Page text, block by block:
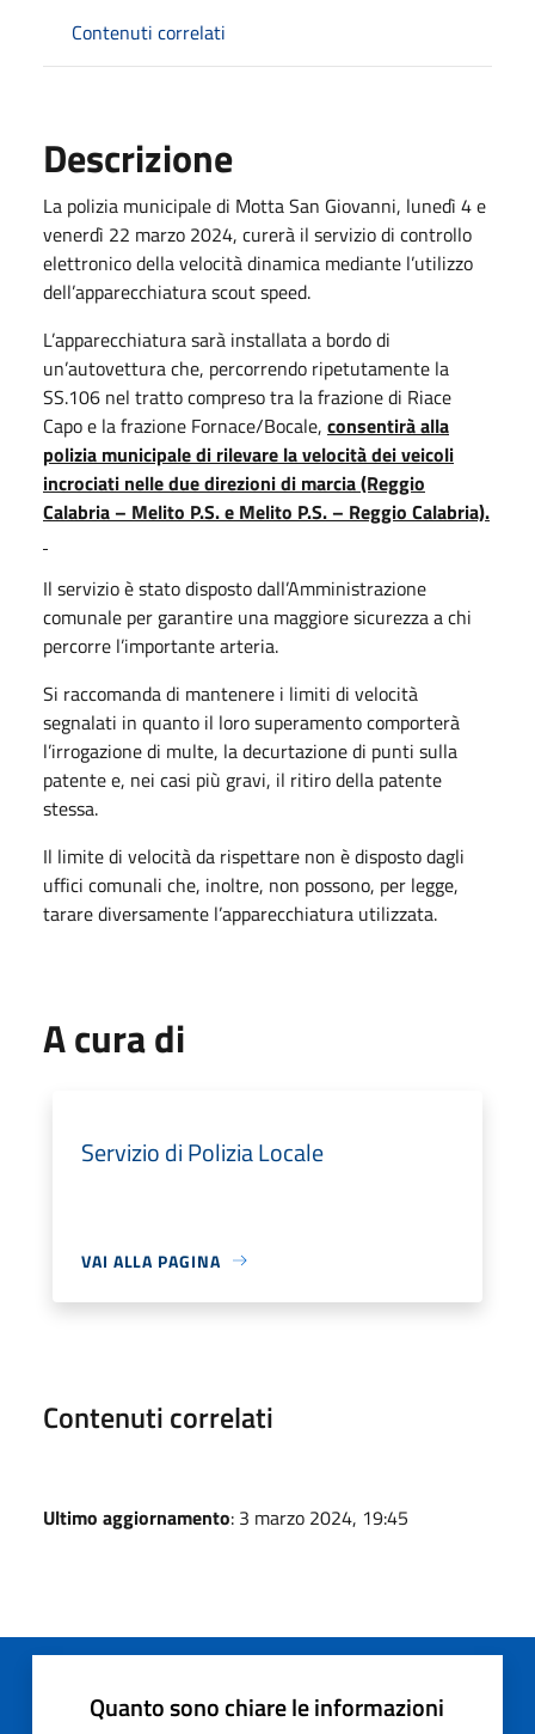
Contenuti correlati
Descrizione
La polizia municipale di Motta San Giovanni, lunedì 4 e
venerdì 22 marzo 2024, curerà il servizio di controllo
elettronico della velocità dinamica mediante l’utilizzo
dell’apparecchiatura scout speed.
L’apparecchiatura sarà installata a bordo di
un’autovettura che, percorrendo ripetutamente la
SS.106 nel tratto compreso tra la frazione di Riace
Capo e la frazione Fornace/Bocale, consentirà alla
polizia municipale di rilevare la velocità dei veicoli
incrociati nelle due direzioni di marcia (Reggio
Calabria – Melito P.S. e Melito P.S. – Reggio Calabria).
Il servizio è stato disposto dall’Amministrazione
comunale per garantire una maggiore sicurezza a chi
percorre l’importante arteria.
Si raccomanda di mantenere i limiti di velocità
segnalati in quanto il loro superamento comporterà
l’irrogazione di multe, la decurtazione di punti sulla
patente e, nei casi più gravi, il ritiro della patente
stessa.
Il limite di velocità da rispettare non è disposto dagli
uffici comunali che, inoltre, non possono, per legge,
tarare diversamente l’apparecchiatura utilizzata.
A cura di
Servizio di Polizia Locale
VAI ALLA PAGINA
Contenuti correlati
Ultimo aggiornamento: 3 marzo 2024, 19:45
Quanto sono chiare le informazioni